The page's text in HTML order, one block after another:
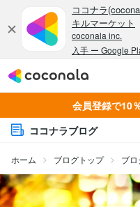
会員登録で10
ココナラブログ
ホーム ブログトップ ブ